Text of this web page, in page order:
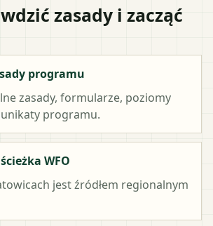
zasady i zacząć
programu
zasady, formularze, poziomy
programu.
WFO
jest źródłem regionalnym